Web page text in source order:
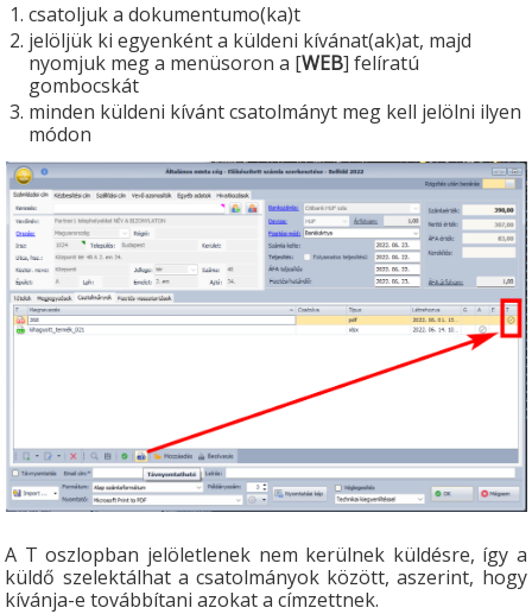
csatoljuk a dokumentumo(ka)t
jelöljük ki egyenként a küldeni kívánat(ak)at, majd
nyomjuk meg a menüsoron a [WEB] felíratú
gombocskát
minden küldeni kívánt csatolmányt meg kell jelölni ilyen
módon
A T oszlopban jelöletlenek nem kerülnek küldésre, így a
küldő szelektálhat a csatolmányok között, aszerint, hogy
kívánja-e továbbítani azokat a címzettnek.